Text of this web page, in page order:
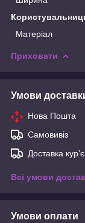
Матеріал
Приховати
Умови
Нова Пошта
Самовивіз
Доставка
Всі умови
Умови оплати